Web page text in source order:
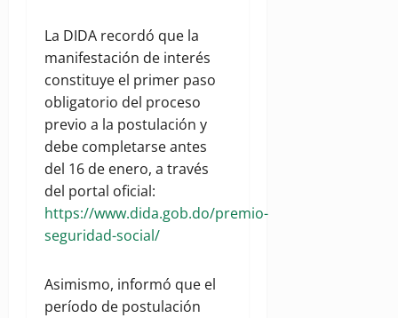
La DIDA recordó que la
manifestación de interés
constituye el primer paso
obligatorio del proceso
previo a la postulación y
debe completarse antes
del 16 de enero, a través
del portal oficial:
https://www.dida.gob.do/premio-
seguridad-social/
Asimismo, informó que el
período de postulación